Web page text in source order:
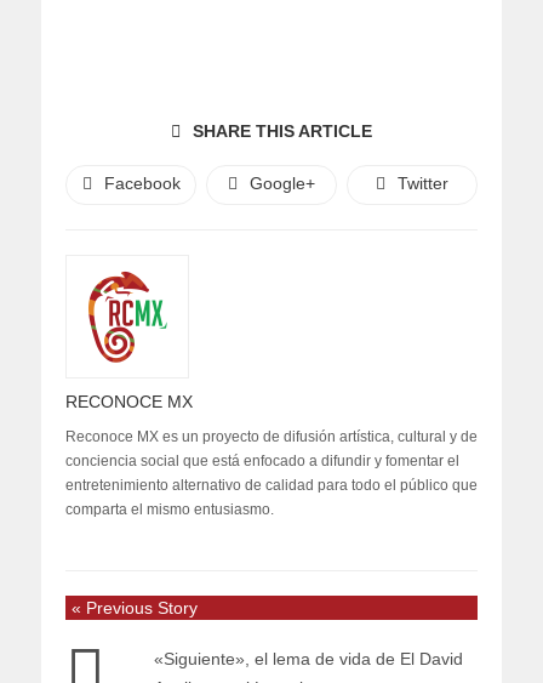
SHARE THIS ARTICLE
Facebook Google+ Twitter
RECONOCE MX
Reconoce MX es un proyecto de difusión artística, cultural y de
conciencia social que está enfocado a difundir y fomentar el
entretenimiento alternativo de calidad para todo el público que
comparta el mismo entusiasmo.
« Previous Story
«Siguiente», el lema de vida de El David